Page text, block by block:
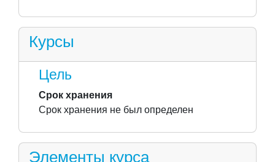
Курсы
Цель
Срок хранения
Срок хранения не был определен
Элементы курса